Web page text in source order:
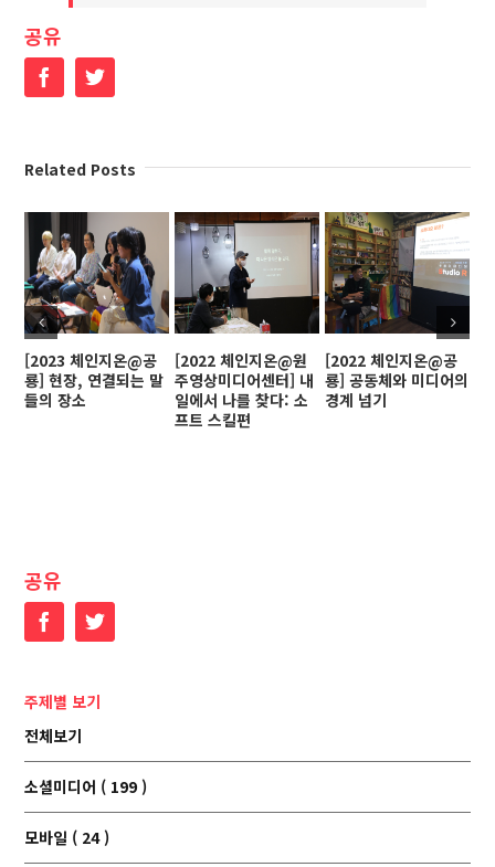
공유
FacebookTwitter
Related Posts
[2023 체인지온@공
룡] 현장, 연결되는 말
들의 장소
[2022 체인지온@원
주영상미디어센터] 내
일에서 나를 찾다: 소
프트 스킬편
[2022 체인지온@공
룡] 공동체와 미디어의
경계 넘기
공유
FacebookTwitter
주제별 보기
전체보기
소셜미디어 ( 199 )
모바일 ( 24 )